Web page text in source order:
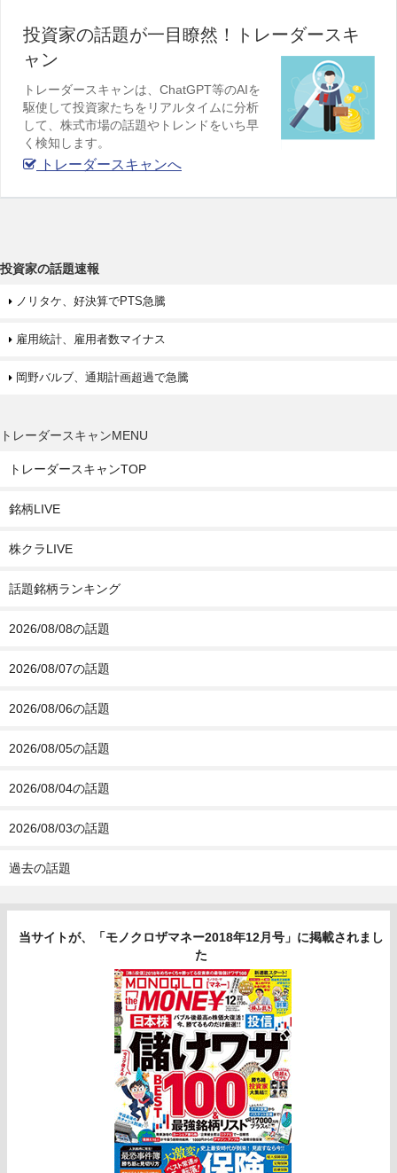
投資家の話題が一目瞭然！トレーダースキ
ャン
トレーダースキャンは、ChatGPT等のAIを
駆使して投資家たちをリアルタイムに分析
して、株式市場の話題やトレンドをいち早
く検知します。
トレーダースキャンへ
投資家の話題速報
ノリタケ、好決算でPTS急騰
雇用統計、雇用者数マイナス
岡野バルブ、通期計画超過で急騰
トレーダースキャンMENU
トレーダースキャンTOP
銘柄LIVE
株クラLIVE
話題銘柄ランキング
2026/08/08の話題
2026/08/07の話題
2026/08/06の話題
2026/08/05の話題
2026/08/04の話題
2026/08/03の話題
過去の話題
当サイトが、「モノクロザマネー2018年12月号」に掲載されまし
た